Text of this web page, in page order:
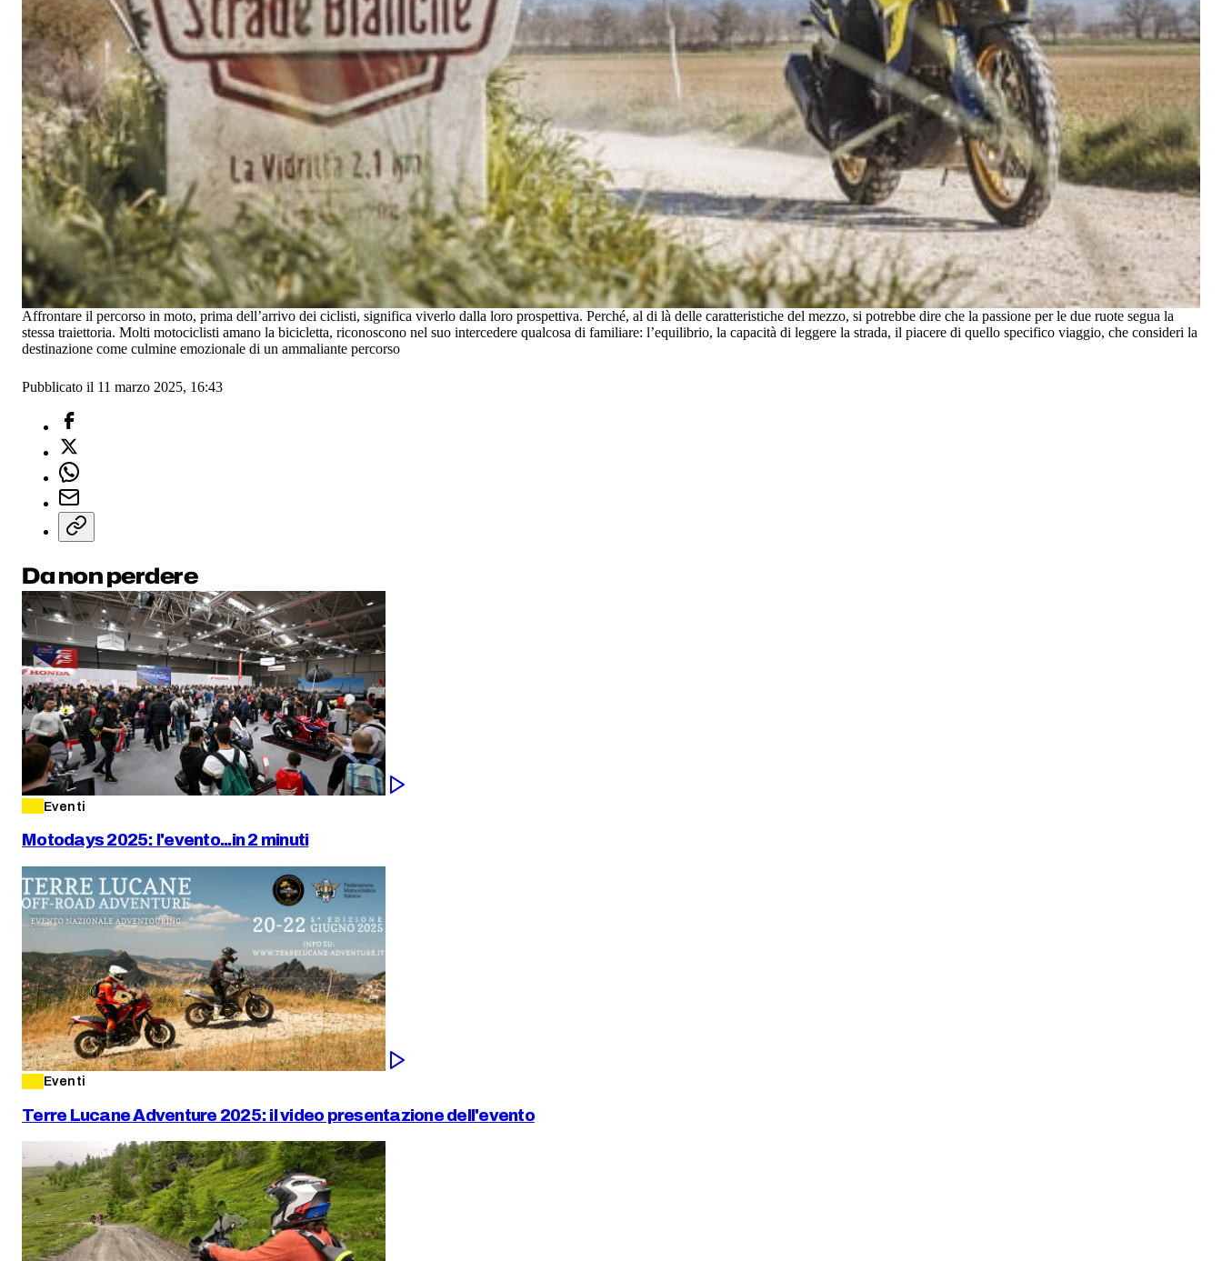
Affrontare il percorso in moto, prima dell’arrivo dei ciclisti, significa viverlo dalla loro prospettiva. Perché, al di là delle caratteristiche del mezzo, si potrebbe dire che la passione per le due ruote segua la
stessa traiettoria. Molti motociclisti amano la bicicletta, riconoscono nel suo intercedere qualcosa di familiare: l’equilibrio, la capacità di leggere la strada, il piacere di quello specifico viaggio, che consideri la
destinazione come culmine emozionale di un ammaliante percorso
Pubblicato il 11 marzo 2025, 16:43
Da non perdere
Eventi
Motodays 2025: l'evento...in 2 minuti
Eventi
Terre Lucane Adventure 2025: il video presentazione dell'evento